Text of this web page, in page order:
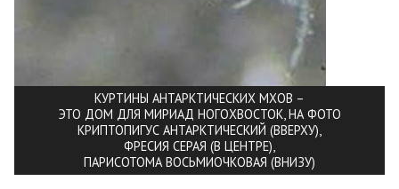
КУРТИНЫ АНТАРКТИЧЕСКИХ МХОВ –
ЭТО ДОМ ДЛЯ МИРИАД НОГОХВОСТОК, НА ФОТО
КРИПТОПИГУС АНТАРКТИЧЕСКИЙ (ВВЕРХУ),
ФРЕСИЯ СЕРАЯ (В ЦЕНТРЕ),
ПАРИСОТОМА ВОСЬМИОЧКОВАЯ (ВНИЗУ)